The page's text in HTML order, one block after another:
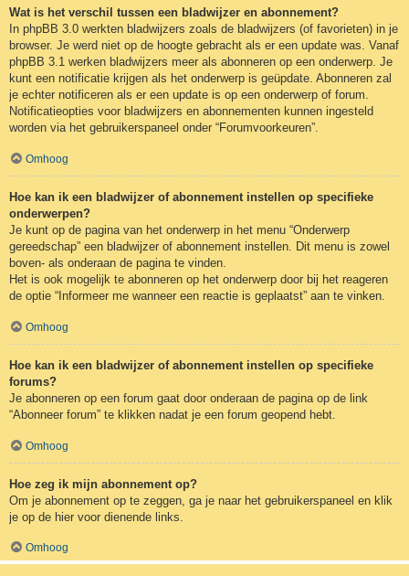
Wat is het verschil tussen een bladwijzer en abonnement?
In phpBB 3.0 werkten bladwijzers zoals de bladwijzers (of favorieten) in je
browser. Je werd niet op de hoogte gebracht als er een update was. Vanaf
phpBB 3.1 werken bladwijzers meer als abonneren op een onderwerp. Je
kunt een notificatie krijgen als het onderwerp is geüpdate. Abonneren zal
je echter notificeren als er een update is op een onderwerp of forum.
Notificatieopties voor bladwijzers en abonnementen kunnen ingesteld
worden via het gebruikerspaneel onder “Forumvoorkeuren”.
Omhoog
Hoe kan ik een bladwijzer of abonnement instellen op specifieke
onderwerpen?
Je kunt op de pagina van het onderwerp in het menu “Onderwerp
gereedschap” een bladwijzer of abonnement instellen. Dit menu is zowel
boven- als onderaan de pagina te vinden.
Het is ook mogelijk te abonneren op het onderwerp door bij het reageren
de optie “Informeer me wanneer een reactie is geplaatst” aan te vinken.
Omhoog
Hoe kan ik een bladwijzer of abonnement instellen op specifieke
forums?
Je abonneren op een forum gaat door onderaan de pagina op de link
“Abonneer forum” te klikken nadat je een forum geopend hebt.
Omhoog
Hoe zeg ik mijn abonnement op?
Om je abonnement op te zeggen, ga je naar het gebruikerspaneel en klik
je op de hier voor dienende links.
Omhoog